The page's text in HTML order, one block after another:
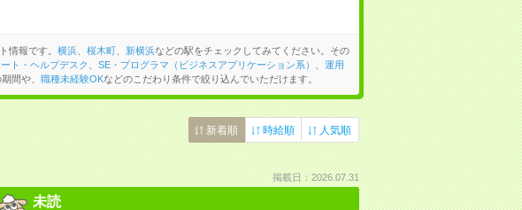
情報です。 横浜、 桜木町、 新横浜などの駅をチェックしてみてください。その
ト・ヘルプデスク SE・プログラマ（ビジネスアプリケーション系）
運用
間や、 職種未経験OKなどのこだわり条件で絞り込んでいただけます。
新着順 時給順 人気順
掲載日：2026.07.31
未読